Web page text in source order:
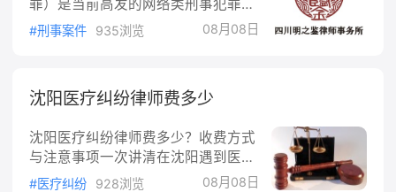
件的，可以宣告缓刑，对其中不满十
八周岁的人、怀孕的妇女和已满七十
罪）是当前高发的网络类刑事犯罪，
不起诉是该类案件中较为理想的处理
结果。本文从法律规定层面，梳理帮
型根据《中华人民共和国刑事诉讼
不起诉犯罪嫌疑人没有犯罪事实，或
者有下列情形之一的，人民检察院应
当作出不起诉决定：情节显著轻微、
#刑事案件 935浏览 08月08日
沈阳医疗纠纷律师费多少
沈阳医疗纠纷律师费多少？收费方式
与注意事项一次讲清在沈阳遇到医疗
纠纷，比如手术出问题、用药出错、
#医疗纠纷 928浏览 08月08日